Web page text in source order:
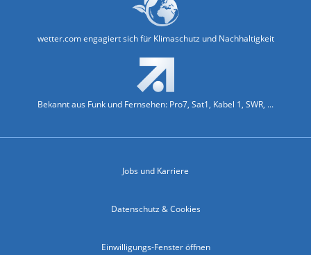
wetter.com engagiert sich für Klimaschutz und Nachhaltigkeit
Bekannt aus Funk und Fernsehen: Pro7, Sat1, Kabel 1, SWR, ...
Jobs und Karriere
Datenschutz & Cookies
Einwilligungs-Fenster öffnen